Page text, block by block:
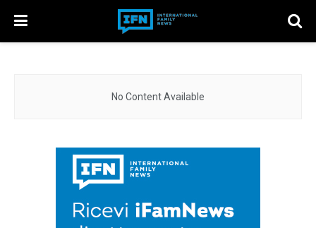
No Content Available